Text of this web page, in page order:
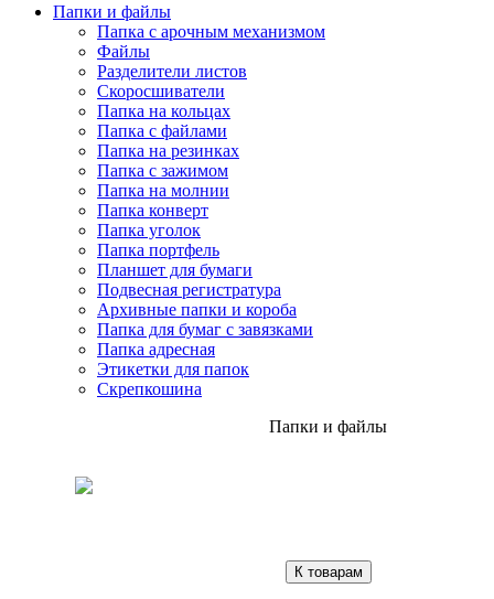
Папки и файлы
Папка с арочным механизмом
Файлы
Разделители листов
Скоросшиватели
Папка на кольцах
Папка с файлами
Папка на резинках
Папка с зажимом
Папка на молнии
Папка конверт
Папка уголок
Папка портфель
Планшет для бумаги
Подвесная регистратура
Архивные папки и короба
Папка для бумаг с завязками
Папка адресная
Этикетки для папок
Скрепкошина
Папки и файлы
К товарам